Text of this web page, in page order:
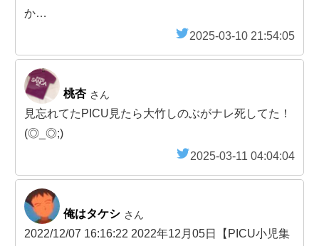
か…
2025-03-10 21:54:05
桃杏 さん
見忘れてたPICU見たら大竹しのぶがナレ死してた！
(◎_◎;)
2025-03-11 04:04:04
俺はタケシ さん
2022/12/07 16:16:22 2022年12月05日【PICU小児集